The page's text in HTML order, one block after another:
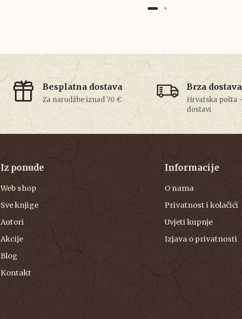
Besplatna dostava
Za narudžbe iznad 70 €
Brza dostava
Hrvatska pošta
dostavi
Iz ponude
Web shop
Sve knjige
Autori
Akcije
Blog
Kontakt
Informacije
O nama
Privatnost i kolačići
Uvjeti kupnje
Izjava o privatnosti